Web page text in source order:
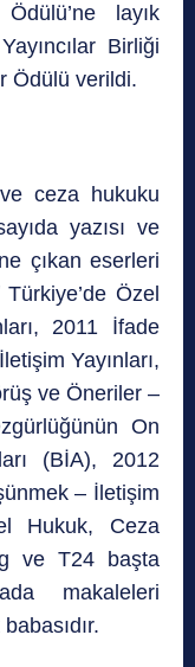
layık
Birliği
Ödülü verildi.
ceza hukuku
yazısı ve
çıkan eserleri
Özel
2011 İfade
Yayınları,
ve Öneriler –
On
(BİA), 2012
– İletişim
Hukuk, Ceza
ve T24 başta
makaleleri